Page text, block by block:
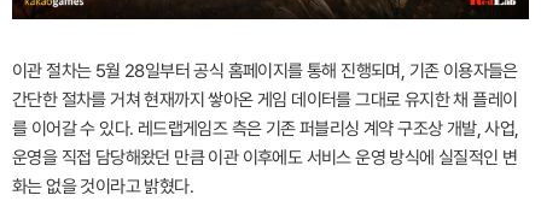
이관 절차는 5월 28일부터 공식 홈페이지를 통해 진행되며, 기존 이용자들은
간단한 절차를 거쳐 현재까지 쌓아온 게임 데이터를 그대로 유지한 채 플레이
를 이어갈 수 있다. 레드랩게임즈 측은 기존 퍼블리싱 계약 구조상 개발, 사업,
운영을 직접 담당해왔던 만큼 이관 이후에도 서비스 운영 방식에 실질적인 변
화는 없을 것이라고 밝혔다.